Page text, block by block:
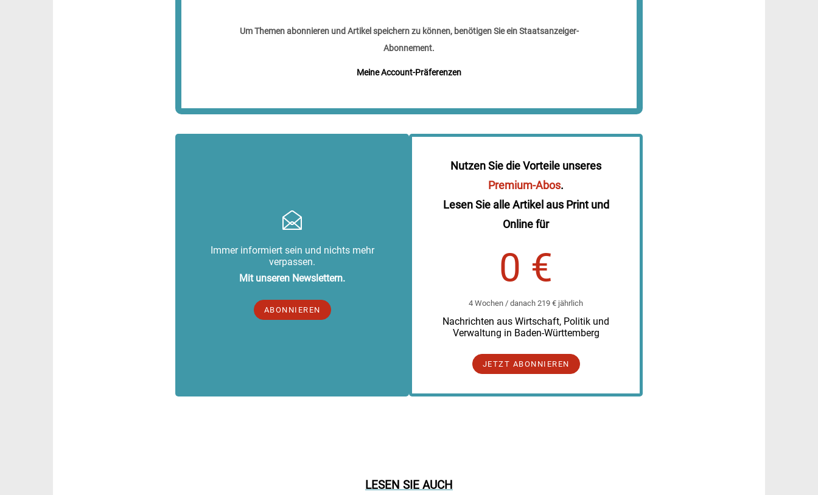
Um Themen abonnieren und Artikel speichern zu können, benötigen Sie ein Staatsanzeiger-
Abonnement.
Meine Account-Präferenzen
Immer informiert sein und nichts mehr
verpassen.
Mit unseren Newslettern.
ABONNIEREN
Nutzen Sie die Vorteile unseres
Premium-Abos.
Lesen Sie alle Artikel aus Print und
Online für
0 €
4 Wochen / danach 219 € jährlich
Nachrichten aus Wirtschaft, Politik und
Verwaltung in Baden-Württemberg
JETZT ABONNIEREN
LESEN SIE AUCH